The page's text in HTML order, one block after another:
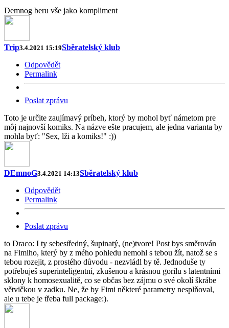
Demnog beru vše jako kompliment
Trip3.4.2021 15:19Sběratelský klub
Odpovědět
Permalink
Poslat zprávu
Toto je určite zaujímavý príbeh, ktorý by mohol byť námetom pre
môj najnovší komiks. Na názve ešte pracujem, ale jedna varianta by
mohla byť: "Sex, lži a komiks!" :))
DEmnoG3.4.2021 14:13Sběratelský klub
Odpovědět
Permalink
Poslat zprávu
to Draco: I ty sebestředný, šupinatý, (ne)tvore! Post bys směrován
na Fimiho, který by z mého pohledu nemohl s tebou žít, natož se s
tebou rozejit, z prostého důvodu - nezvládl by tě. Jednoduše ty
potřebuješ superinteligentní, zkušenou a krásnou gorilu s latentními
sklony k homosexualitě, co se občas bez zájmu o své okolí škrábe
větvičkou v zadku. Ne, že by Fimi některé parametry nesplňoval,
ale u tebe je třeba full package:).